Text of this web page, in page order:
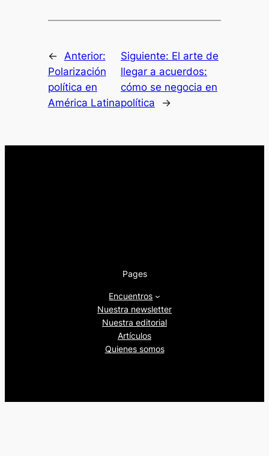
←
Anterior:
Polarización
política en
América Latina
Siguiente: El arte de
llegar a acuerdos:
cómo se negocia en
política
→
Pages
Encuentros
Nuestra newsletter
Nuestra editorial
Artículos
Quienes somos